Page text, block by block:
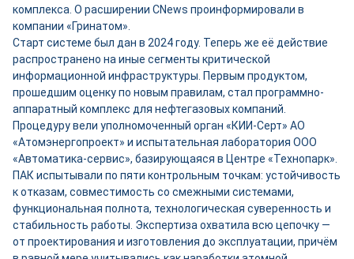
комплекса. О расширении CNews проинформировали в
компании «Гринатом».
Старт системе был дан в 2024 году. Теперь же её действие
распространено на иные сегменты критической
информационной инфраструктуры. Первым продуктом,
прошедшим оценку по новым правилам, стал программно-
аппаратный комплекс для нефтегазовых компаний.
Процедуру вели уполномоченный орган «КИИ-Серт» АО
«Атомэнергопроект» и испытательная лаборатория ООО
«Автоматика-сервис», базирующаяся в Центре «Технопарк».
ПАК испытывали по пяти контрольным точкам: устойчивость
к отказам, совместимость со смежными системами,
функциональная полнота, технологическая суверенность и
стабильность работы. Экспертиза охватила всю цепочку —
от проектирования и изготовления до эксплуатации, причём